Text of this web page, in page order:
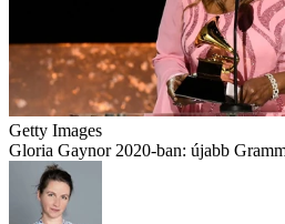
Getty Images
Gloria Gaynor 2020-ban: újabb